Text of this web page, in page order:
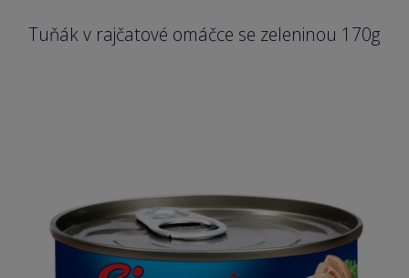
Tuňák v rajčatové omáčce se zeleninou 170g